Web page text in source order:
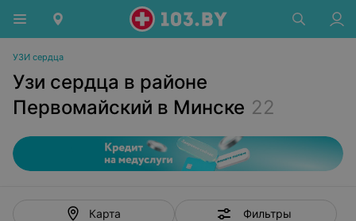
УЗИ сердца
Узи сердца в районе
Первомайский в Минске 22
Карта Фильтры